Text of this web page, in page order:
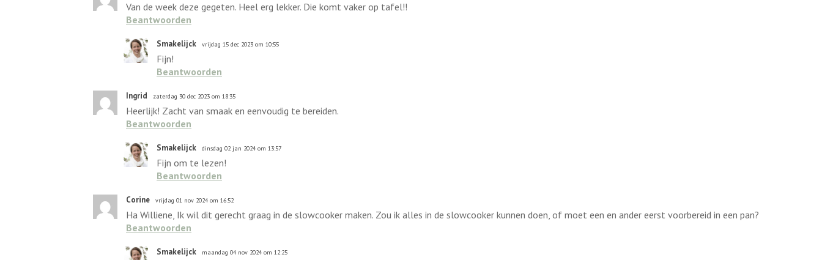
Van de week deze gegeten. Heel erg lekker. Die komt vaker op tafel!!
Beantwoorden
Smakelijck vrijdag 15 dec 2023 om 10:55
Fijn!
Beantwoorden
Ingrid zaterdag 30 dec 2023 om 18:35
Heerlijk! Zacht van smaak en eenvoudig te bereiden.
Beantwoorden
Smakelijck dinsdag 02 jan 2024 om 13:57
Fijn om te lezen!
Beantwoorden
Corine vrijdag 01 nov 2024 om 16:52
Ha Williene, Ik wil dit gerecht graag in de slowcooker maken. Zou ik alles in de slowcooker kunnen doen, of moet een en ander eerst voorbereid in een pan?
Beantwoorden
Smakelijck maandag 04 nov 2024 om 12:25